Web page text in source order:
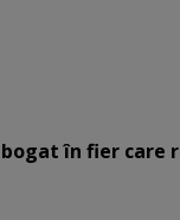
în fier care